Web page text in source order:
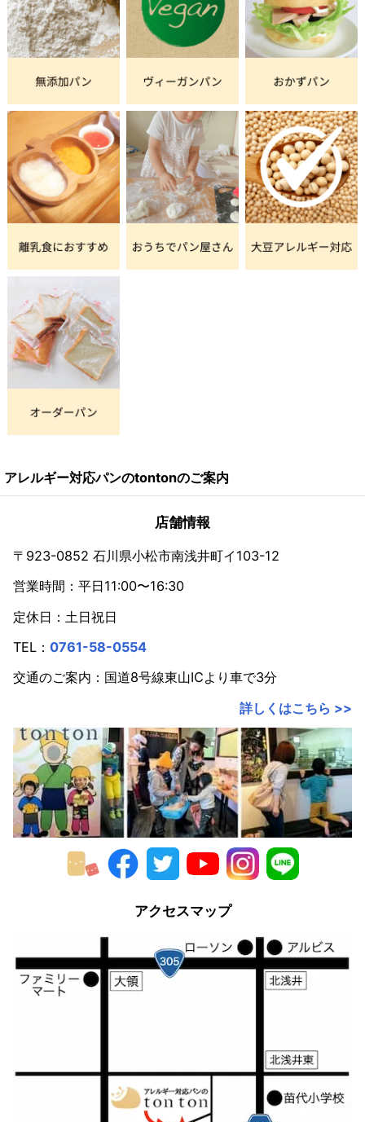
🥚 「マヨネーズ＝卵」は誰でも知って
いること…？
ほんの10〜15年ほど前までは、アレルギー表示やア
ました。
その頃のアレルギー表示はどうなっていたかという
た。
みなさんご存知ですよね」
決めていた、というものです。
その代表例が、このマヨネーズでした。
特定加工食品とは、表記として特定原材料名ま
たは代替表記を含まないが、一般的に特定原材
料等を含むことが予測できると考えられてきた
ものをいいます。（消費者庁『新しい食品表示
つまり、「マヨネーズに卵を使っていることはみなさ
その結果、原材料に卵と大豆を使用しているマヨネー
ズは、「マヨネーズ（大豆を含む）」という表記にな
アレルギー対応パンのtontonのご案内
店舗情報
〒923-0852 石川県小松市南浅井町イ103-12
営業時間：平日11:00〜16:30
定休日：土日祝日
TEL： 0761-58-0554
交通のご案内：国道8号線東山ICより車で3分
詳しくはこちら >>
アクセスマップ